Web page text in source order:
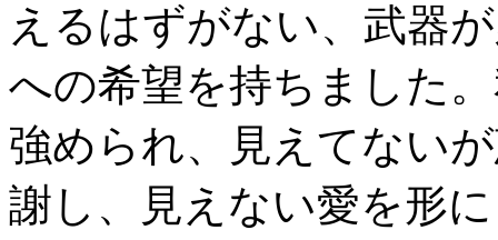
えるはずがない、武器
への希望を持ちました
強められ、見えてない
謝し、見えない愛を形